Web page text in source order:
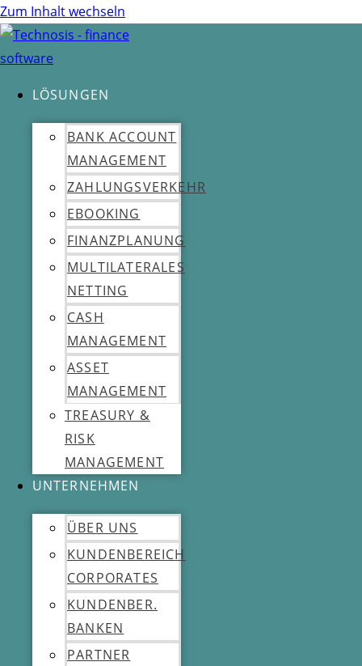
Zum Inhalt wechseln
LÖSUNGEN
BANK ACCOUNT
MANAGEMENT
ZAHLUNGSVERKEHR
EBOOKING
FINANZPLANUNG
MULTILATERALES
NETTING
CASH
MANAGEMENT
ASSET
MANAGEMENT
TREASURY &
RISK
MANAGEMENT
UNTERNEHMEN
ÜBER UNS
KUNDENBEREICH
CORPORATES
KUNDENBER.
BANKEN
PARTNER